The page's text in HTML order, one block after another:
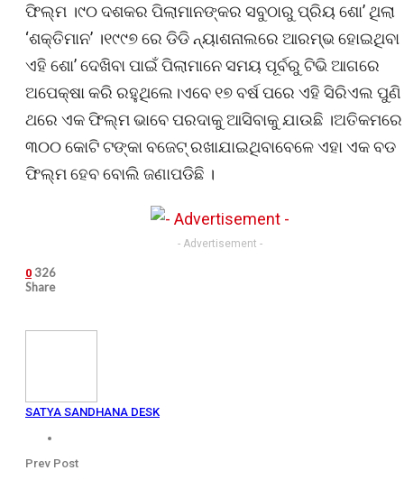
ଫିଲ୍ମ ।୯୦ ଦଶକର ପିଲାମାନଙ୍କର ସବୁଠାରୁ ପ୍ରିୟ ଶୋ’ ଥିଲା
‘ଶକ୍ତିମାନ’ ।୧୯୯୭ ରେ ଡିଡି ନ୍ୟାଶନାଲରେ ଆରମ୍ଭ ହୋଇଥିବା
ଏହି ଶୋ’ ଦେଖିବା ପାଇଁ ପିଲାମାନେ ସମୟ ପୂର୍ବରୁ ଟିଭି ଆଗରେ
ଅପେକ୍ଷା କରି ରହୁଥିଲେ।ଏବେ ୧୭ ବର୍ଷ ପରେ ଏହି ସିରିଏଲ ପୁଣି
ଥରେ ଏକ ଫିଲ୍ମ ଭାବେ ପରଦାକୁ ଆସିବାକୁ ଯାଉଛି ।ଅତିକମରେ
୩୦୦ କୋଟି ଟଙ୍କା ବଜେଟ୍ ରଖାଯାଇଥିବାବେଳେ ଏହା ଏକ ବଡ
ଫିଲ୍ମ ହେବ ବୋଲି ଜଣାପଡିଛି ।
- Advertisement -
0 326
Share
SATYA SANDHANA DESK
Prev Post